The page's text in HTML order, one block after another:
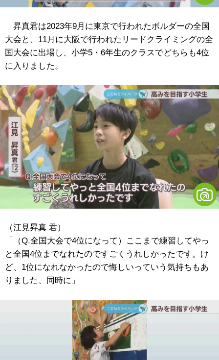
昇真君は2023年9月に東京で行われたボルダーの全国
大会と、11月に大阪で行われたリードクライミングの全
国大会に出場し、小学5・6年生のクラスでどちらも4位
に入りました。
（江見昇真 君）
「（Q.全国大会で4位になって）ここまで練習してやっ
と全国4位までなれたのですごくうれしかったです。け
ど、1位になれなかったので悔しいっていう気持ちもあ
りました、同時に」